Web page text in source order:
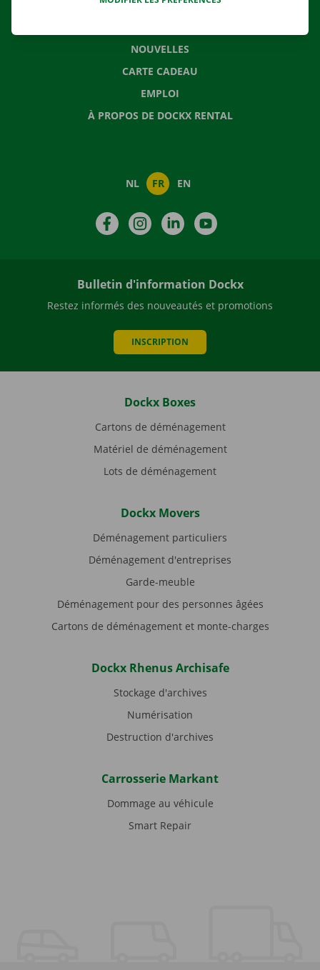
CONTACTEZ NOUS
NOUVELLES
CARTE CADEAU
EMPLOI
À PROPOS DE DOCKX RENTAL
NL FR EN
FacebookInstagramLinkedIn
Bulletin d'information Dockx
Restez informés des nouveautés et promotions
INSCRIPTION
Dockx Boxes
Cartons de déménagement
Matériel de déménagement
Lots de déménagement
Dockx Movers
Déménagement particuliers
Déménagement d'entreprises
Garde-meuble
Déménagement pour des personnes âgées
Cartons de déménagement et monte-charges
Dockx Rhenus Archisafe
Stockage d'archives
Numérisation
Destruction d'archives
Carrosserie Markant
Dommage au véhicule
Smart Repair